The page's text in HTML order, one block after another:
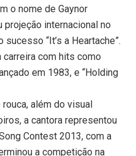
o nome de Gaynor
projeção internacional no
“It’s a Heartache”.
com hits como
em 1983, e “Holding
além do visual
a cantora representou
Contest 2013, com a
a competição na